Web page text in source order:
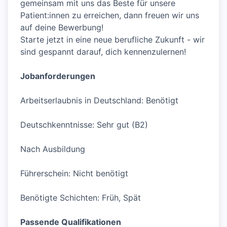
gemeinsam mit uns das Beste für unsere
Patient:innen zu erreichen, dann freuen wir uns
auf deine Bewerbung!
Starte jetzt in eine neue berufliche Zukunft - wir
sind gespannt darauf, dich kennenzulernen!
Jobanforderungen
Arbeitserlaubnis in Deutschland: Benötigt
Deutschkenntnisse: Sehr gut (B2)
Nach Ausbildung
Führerschein: Nicht benötigt
Benötigte Schichten: Früh, Spät
Passende Qualifikationen